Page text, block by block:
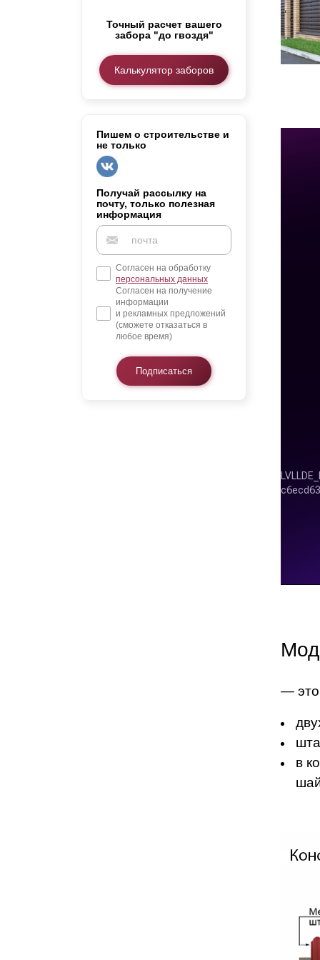
Элитные заборы для коттеджей
Забор на участок 10 соток
Заборы и ограждения для дома
Точный расчет вашего
забора "до гвоздя"
Калькулятор заборов
Пишем о строительстве и
не только
Получай рассылку на
почту, только полезная
информация
Согласен на обработку
персональных данных
Согласен на получение
информации
и рекламных предложений
(сможете отказаться в
любое время)
Подписаться
— это
в